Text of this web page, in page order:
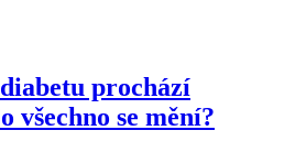
prochází
všechno se mění?